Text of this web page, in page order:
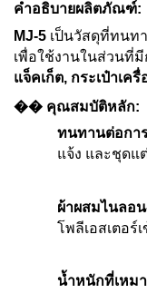
คำอธิบายผลิตภัณฑ์:
MJ-5 เป็นวัสดุที่ทนท
เพื่อใช้งานในส่วนที่
แจ็คเก็ต, กระเป๋าเ
�� คุณสมบัติหลัก:
ทนทานต่อกา
แจ้ง และชุดแ
ผ้าผสมไนลอ
โพลีเอสเตอร์
น้ำหนักที่เหม